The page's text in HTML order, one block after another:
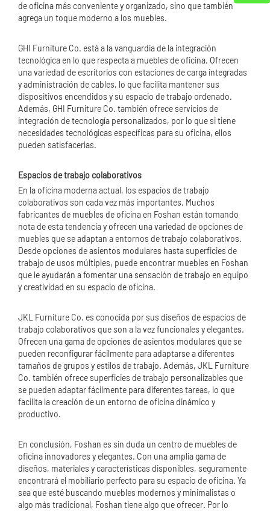
de oficina más conveniente y organizado, sino que también
agrega un toque moderno a los muebles.
GHI Furniture Co. está a la vanguardia de la integración
tecnológica en lo que respecta a muebles de oficina. Ofrecen
una variedad de escritorios con estaciones de carga integradas
y administración de cables, lo que facilita mantener sus
dispositivos encendidos y su espacio de trabajo ordenado.
Además, GHI Furniture Co. también ofrece servicios de
integración de tecnología personalizados, por lo que si tiene
necesidades tecnológicas específicas para su oficina, ellos
pueden satisfacerlas.
Espacios de trabajo colaborativos
En la oficina moderna actual, los espacios de trabajo
colaborativos son cada vez más importantes. Muchos
fabricantes de muebles de oficina en Foshan están tomando
nota de esta tendencia y ofrecen una variedad de opciones de
muebles que se adaptan a entornos de trabajo colaborativos.
Desde opciones de asientos modulares hasta superficies de
trabajo de usos múltiples, puede encontrar muebles en Foshan
que le ayudarán a fomentar una sensación de trabajo en equipo
y creatividad en su espacio de oficina.
JKL Furniture Co. es conocida por sus diseños de espacios de
trabajo colaborativos que son a la vez funcionales y elegantes.
Ofrecen una gama de opciones de asientos modulares que se
pueden reconfigurar fácilmente para adaptarse a diferentes
tamaños de grupos y estilos de trabajo. Además, JKL Furniture
Co. también ofrece superficies de trabajo personalizables que
se pueden adaptar fácilmente para diferentes tareas, lo que
facilita la creación de un entorno de oficina dinámico y
productivo.
En conclusión, Foshan es sin duda un centro de muebles de
oficina innovadores y elegantes. Con una amplia gama de
diseños, materiales y características disponibles, seguramente
encontrará el mobiliario perfecto para su espacio de oficina. Ya
sea que esté buscando muebles modernos y minimalistas o
algo más tradicional, Foshan tiene algo que ofrecer. Por lo